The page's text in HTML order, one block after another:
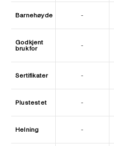
Barnehøyde -
Godkjent
bruk for
-
Sertifikater -
Plustestet -
Helning -